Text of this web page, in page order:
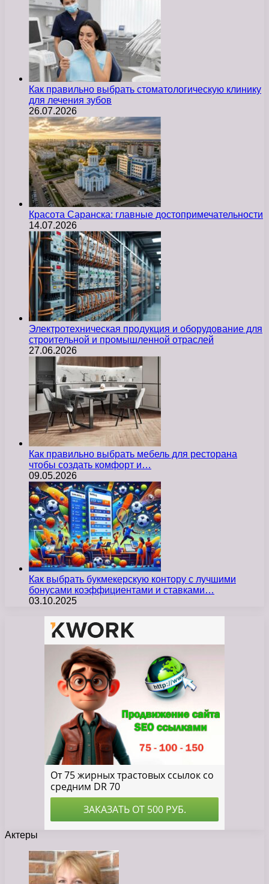
Как правильно выбрать стоматологическую клинику
для лечения зубов
26.07.2026
Красота Саранска: главные достопримечательности
14.07.2026
Электротехническая продукция и оборудование для
строительной и промышленной отраслей
27.06.2026
Как правильно выбрать мебель для ресторана
чтобы создать комфорт и…
09.05.2026
Как выбрать букмекерскую контору с лучшими
бонусами коэффициентами и ставками…
03.10.2025
Актеры